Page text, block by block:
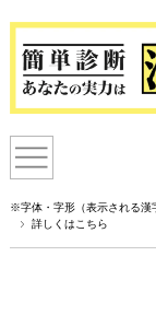
※字体・字形（表示される漢
詳しくはこちら